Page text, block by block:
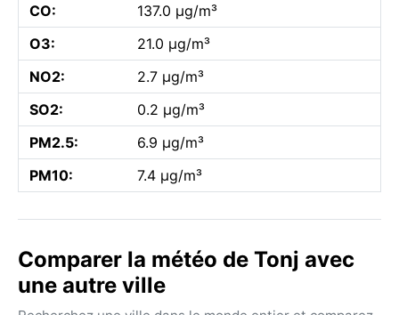
CO:
137.0 µg/m³
O3:
21.0 µg/m³
NO2:
2.7 µg/m³
SO2:
0.2 µg/m³
PM2.5:
6.9 µg/m³
PM10:
7.4 µg/m³
Comparer la météo de Tonj avec
une autre ville